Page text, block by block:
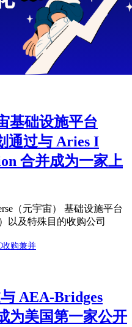
基础设施平台
通过与 Aries I
合并成为一家上
（元宇宙） 基础设施平台
以及特殊目的收购公司
收购兼并
AEA-Bridges
为美国第一家公开